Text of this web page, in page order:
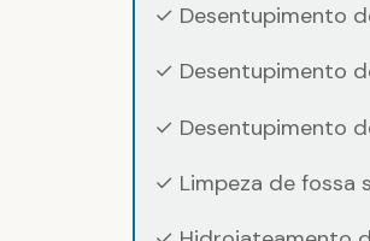
✓ Desentupimento
✓ Desentupimento
✓ Desentupimento
✓ Limpeza de fossa